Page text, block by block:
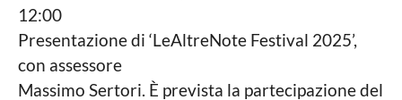
12:00
Presentazione di ‘LeAltreNote Festival 2025’,
con assessore
Massimo Sertori. È prevista la partecipazione del